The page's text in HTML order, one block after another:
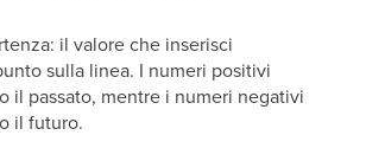
il valore che inserisci
sulla linea. I numeri positivi
il passato, mentre i numeri negativi
il futuro.